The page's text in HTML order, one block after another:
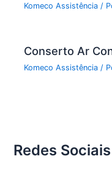
Komeco Assistência /
Conserto Ar
Komeco Assistência /
Redes Sociais